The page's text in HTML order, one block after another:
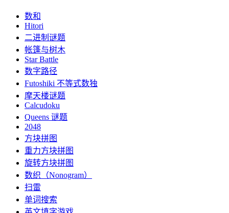
数和
Hitori
二进制谜题
帐篷与树木
Star Battle
数字路径
Futoshiki 不等式数独
摩天楼谜题
Calcudoku
Queens 谜题
2048
方块拼图
重力方块拼图
旋转方块拼图
数织（Nonogram）
扫雷
单词搜索